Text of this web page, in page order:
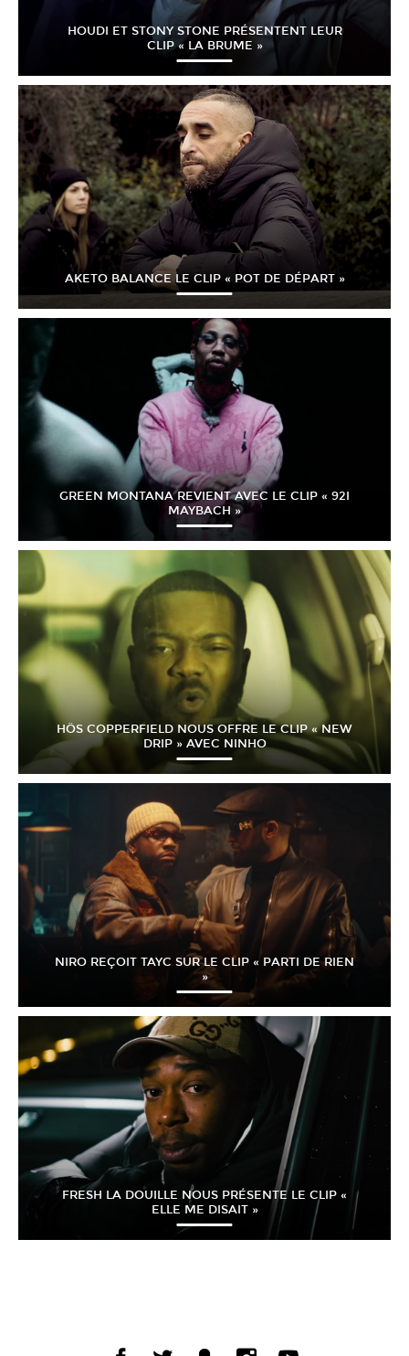
HOUDI ET STONY STONE PRÉSENTENT LEUR
CLIP « LA BRUME »
AKETO BALANCE LE CLIP « POT DE DÉPART »
GREEN MONTANA REVIENT AVEC LE CLIP « 92I
MAYBACH »
HÖS COPPERFIELD NOUS OFFRE LE CLIP « NEW
DRIP » AVEC NINHO
NIRO REÇOIT TAYC SUR LE CLIP « PARTI DE RIEN
»
FRESH LA DOUILLE NOUS PRÉSENTE LE CLIP «
ELLE ME DISAIT »